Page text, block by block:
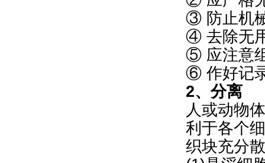
③ 防止机
④ 去除无
⑤ 应注意
⑥ 作好记
2、分离
人或动物
利于各个
织块充分